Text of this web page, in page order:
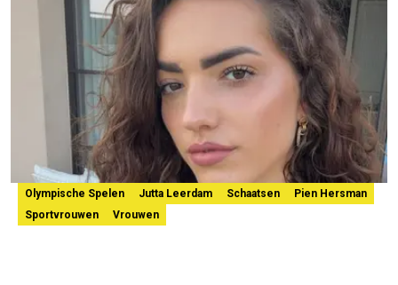
Olympische Spelen Jutta Leerdam Schaatsen
Pien Hersman
Sportvrouwen
Vrouwen